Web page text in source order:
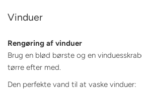
Vinduer
Rengøring af vinduer
Brug en blød børste og en
tørre efter med.
Den perfekte vand til at vaske vinduer: